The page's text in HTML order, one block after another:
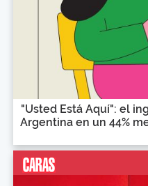
"Usted Está Aquí": el
Argentina en un 44%